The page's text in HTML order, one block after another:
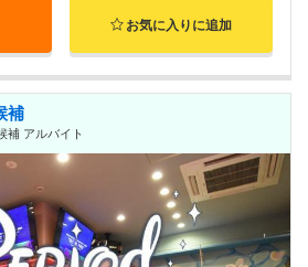
お気に入りに追加
補
補 アルバイト